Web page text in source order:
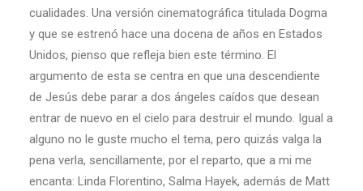
cualidades. Una versión cinematográfica titulada Dogma
y que se estrenó hace una docena de años en Estados
Unidos, pienso que refleja bien este término. El
argumento de esta se centra en que una descendiente
de Jesús debe parar a dos ángeles caídos que desean
entrar de nuevo en el cielo para destruir el mundo. Igual a
alguno no le guste mucho el tema, pero quizás valga la
pena verla, sencillamente, por el reparto, que a mi me
encanta: Linda Florentino, Salma Hayek, además de Matt